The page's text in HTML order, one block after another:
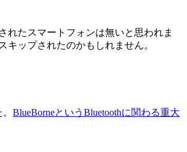
れたスマートフォンは無いと思われま
ップされたのかもしれません。
BlueBorneというBluetoothに関わる重大